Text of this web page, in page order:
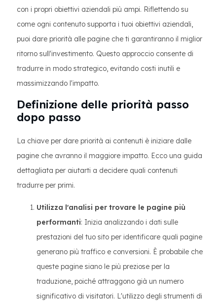
con i propri obiettivi aziendali più ampi. Riflettendo su
come ogni contenuto supporta i tuoi obiettivi aziendali,
puoi dare priorità alle pagine che ti garantiranno il miglior
ritorno sull'investimento. Questo approccio consente di
tradurre in modo strategico, evitando costi inutili e
massimizzando l'impatto.
Definizione delle priorità passo
dopo passo
La chiave per dare priorità ai contenuti è iniziare dalle
pagine che avranno il maggiore impatto. Ecco una guida
dettagliata per aiutarti a decidere quali contenuti
tradurre per primi.
Utilizza l'analisi per trovare le pagine più
performanti: Inizia analizzando i dati sulle
prestazioni del tuo sito per identificare quali pagine
generano più traffico e conversioni. È probabile che
queste pagine siano le più preziose per la
traduzione, poiché attraggono già un numero
significativo di visitatori. L'utilizzo degli strumenti di